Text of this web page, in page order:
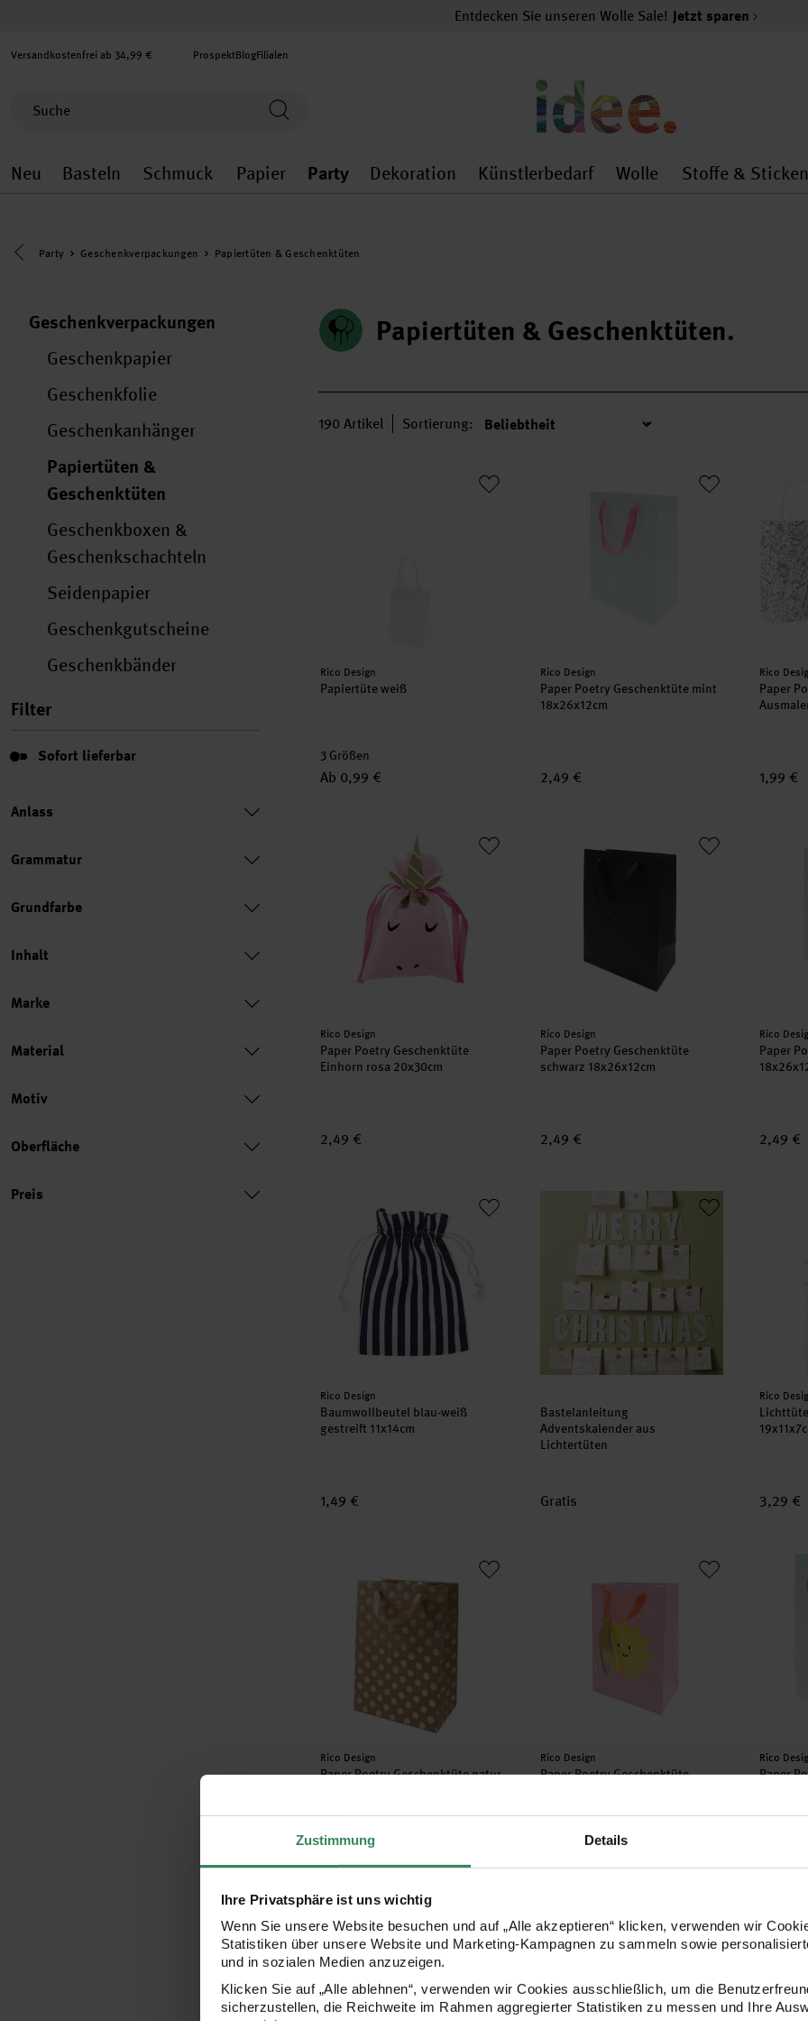
Zustimmung Details
Ihre Privatsphäre ist uns wichtig
Wenn Sie unsere Website besuchen und auf „Alle akzeptieren“ klicken, verwenden wir
Statistiken über unsere Website und Marketing-Kampagnen zu sammeln sowie
und in sozialen Medien anzuzeigen.
Klicken Sie auf „Alle ablehnen“, verwenden wir Cookies ausschließlich, um die
sicherzustellen, die Reichweite im Rahmen aggregierter Statistiken zu messen und Ihre
Entdecken Sie unseren Wolle Sale! Jetzt sparen
Versandkostenfrei ab 34,99 € ProspektBlogFilialen
Neu
Neu general.openMenu
Basteln
Basteln general.openMenu
Schmuck
Schmuck general.openMenu
Papier
Papier general.openMenu
Party
Party general.openMenu
Dekoration
Dekoration general.openMenu
Künstlerbedarf
Künstlerbedarf
Wolle
Wolle
Stoffe & Sticken
Eine Kategorie zurück navigieren
Party Geschenkverpackungen Papiertüten & Geschenktüten
Geschenkverpackungen
Geschenkpapier
Geschenkfolie
Geschenkanhänger
Papiertüten &
Geschenktüten
Geschenkboxen &
Geschenkschachteln
Seidenpapier
Geschenkgutscheine
Geschenkbänder
Filter
Sofort lieferbar
Sofort lieferbar
Anlass
Grammatur
Grundfarbe
Inhalt
Marke
Material
Motiv
Oberfläche
Preis
Preis
Papiertüten & Geschenktüten
190 Artikel Sortierung:
Hersteller:
Rico Design
Papiertüte weiß
3 Größen
Ab 0,99 €
Hersteller:
Rico Design
Paper Poetry Geschenktüte mint
18x26x12cm
2,49 €
Rico
Paper
1,99 €
Hersteller:
Rico Design
Paper Poetry Geschenktüte
Einhorn rosa 20x30cm
2,49 €
Hersteller:
Rico Design
Paper Poetry Geschenktüte
schwarz 18x26x12cm
2,49 €
Rico
Paper
2,49 €
Hersteller:
Rico Design
Baumwollbeutel blau-weiß
gestreift 11x14cm
1,49 €
Bastelanleitung Adventskalender aus
Bastelanleitung
Adventskalender aus
Lichtertüten
Gratis
Rico
3,29 €
Hersteller:
Rico Design
Paper Poetry Geschenktüte natur
2,79 €
Hersteller:
Rico Design
Paper Poetry Geschenktüte
Paper
Rico
Paper